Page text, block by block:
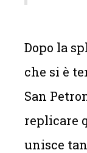
Dopo la
che si è
San
replicare
unisce